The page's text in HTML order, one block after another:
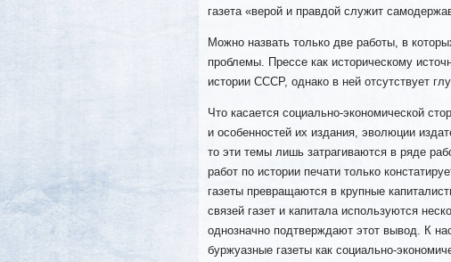
газета «верой и правдой служит
Можно назвать только две работы, в
проблемы. Прессе как историческому
истории СССР, однако в ней отсутствует
Что касается социально-экономической
и особенностей их издания, эволюции
то эти темы лишь затрагиваются в ряде
работ по истории печати только
газеты превращаются в крупные
связей газет и капитала используются
однозначно подтверждают этот вывод. К
буржуазные газеты как социально-